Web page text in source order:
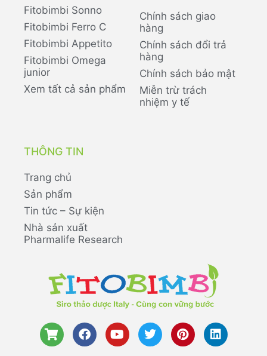
Fitobimbi Sonno
Fitobimbi Ferro C
Fitobimbi Appetito
Fitobimbi Omega
junior
Xem tất cả sản phẩm
Chính sách giao
hàng
Chính sách đổi trả
hàng
Chính sách bảo mật
Miễn trừ trách
nhiệm y tế
THÔNG TIN
Trang chủ
Sản phẩm
Tin tức – Sự kiện
Nhà sản xuất
Pharmalife Research